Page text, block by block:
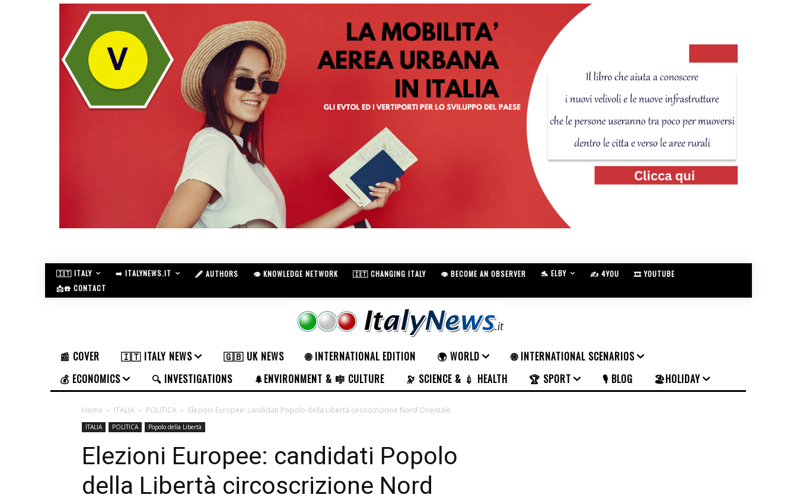
🇮🇹 ITALY ➡️ ITALYNEWS.IT 🖋️ AUTHORS 👁️ KNOWLEDGE NETWORK 🇮🇹 CHANGING ITALY 👁️ BECOME AN OBSERVER 🐬 ELBY ✍️ 4YOU
🎞️ YOUTUBE
📩☎️ CONTACT
📰 COVER 🇮🇹 ITALY NEWS 🇬🇧 UK NEWS 🌐 INTERNATIONAL EDITION 🌍 WORLD
🌐 INTERNATIONAL SCENARIOS
💰 ECONOMICS
🔍 INVESTIGATIONS 🌲ENVIRONMENT & 🎼 CULTURE 🔭 SCIENCE & 💉 HEALTH 🏆 SPORT 🎙️ BLOG 🏖️HOLIDAY
Home ITALIA POLITICA Elezioni Europee: candidati Popolo della Libertà circoscrizione Nord Orientale
ITALIA POLITICA Popolo della Libertà
Elezioni Europee: candidati Popolo
della Libertà circoscrizione Nord